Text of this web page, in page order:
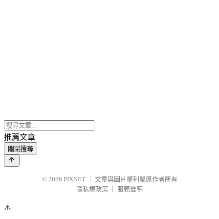
推薦文章
關閉搜尋
© 2026 PIXNET
文章與圖片權利屬原作者所有
隱私權政策
服務聲明
⚠️